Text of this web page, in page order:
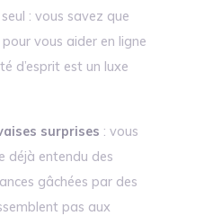
: vous savez que
vous aider en ligne
d’esprit est un luxe
surprises : vous
déjà entendu des
gâchées par des
pas aux